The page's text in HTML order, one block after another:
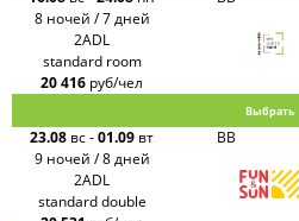
8 ночей / 7 дней
2ADL
standard room
20 416 руб/чел
Выбрать
23.08 вс-01.09 вт
9 ночей / 8 дней
BB
2ADL
standard double